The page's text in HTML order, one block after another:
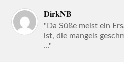
DirkNB
"Da Süße meist ein
ist, die mangels
..."